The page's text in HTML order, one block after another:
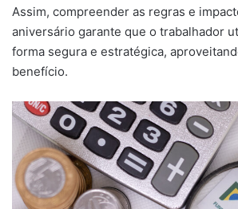
Assim, compreender as regras e
aniversário garante que o trabalhador
forma segura e estratégica,
benefício.